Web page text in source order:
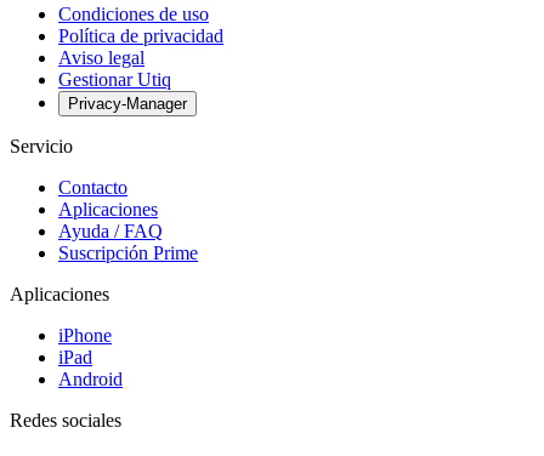
Condiciones de uso
Política de privacidad
Aviso legal
Gestionar Utiq
Privacy-Manager
Servicio
Contacto
Aplicaciones
Ayuda / FAQ
Suscripción Prime
Aplicaciones
iPhone
iPad
Android
Redes sociales